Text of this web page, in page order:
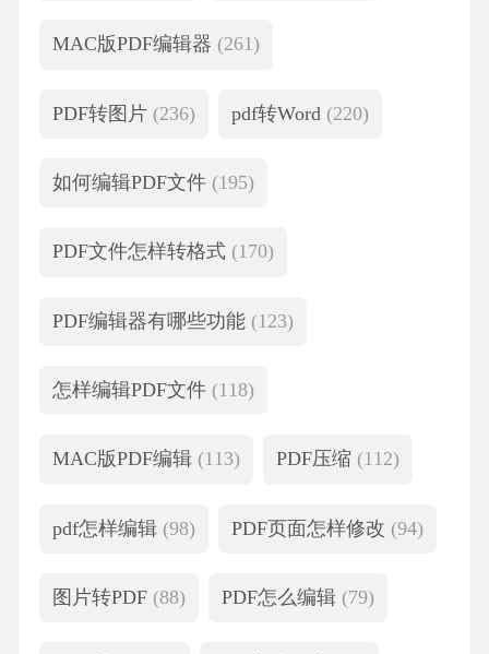
MAC版PDF编辑器 (261)
PDF转图片 (236) pdf转Word (220)
如何编辑PDF文件 (195)
PDF文件怎样转格式 (170)
PDF编辑器有哪些功能 (123)
怎样编辑PDF文件 (118)
MAC版PDF编辑 (113) PDF压缩 (112)
pdf怎样编辑 (98) PDF页面怎样修改 (94)
图片转PDF (88) PDF怎么编辑 (79)